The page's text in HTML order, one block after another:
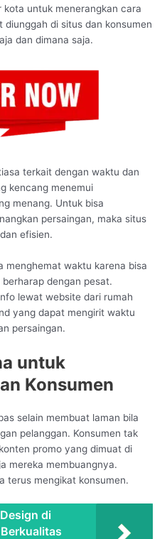
kota untuk menerangkan cara
diunggah di situs dan konsumen
dan dimana saja.
terkait dengan waktu dan
kencang menemui
menang. Untuk bisa
persaingan, maka situs
efisien.
menghemat waktu karena bisa
dengan pesat.
lewat website dari rumah
yang dapat mengirit waktu
persaingan.
untuk
Konsumen
selain membuat laman bila
pelanggan. Konsumen tak
promo yang dimuat di
mereka membuangnya.
terus mengikat konsumen.
di